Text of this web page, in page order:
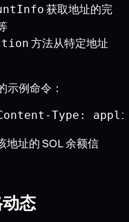
获取地址的完
方法从特定地址
示例命令：
-Type :
地址的 SOL 余额信
态